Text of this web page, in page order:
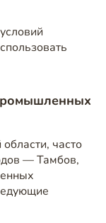
часто
— Тамбов,